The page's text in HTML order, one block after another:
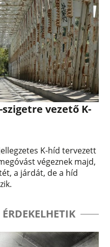
vezető K-
K-híd tervezett
végeznek majd,
a járdát, de a híd